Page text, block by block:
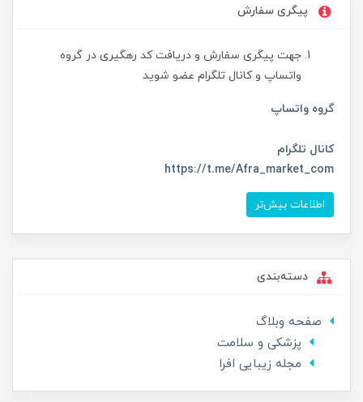
پیگری سفارش
جهت پیگری سفارش و دریافت کد رهگیری در گروه
واتساپ و کانال تلگرام عضو شوید
گروه واتساپ
کانال تلگرام
https://t.me/Afra_market_com
اطلاعات بیش‌تر
دسته‌بندی
صفحه وبلاگ
پزشکی و سلامت
مجله زیبایی افرا